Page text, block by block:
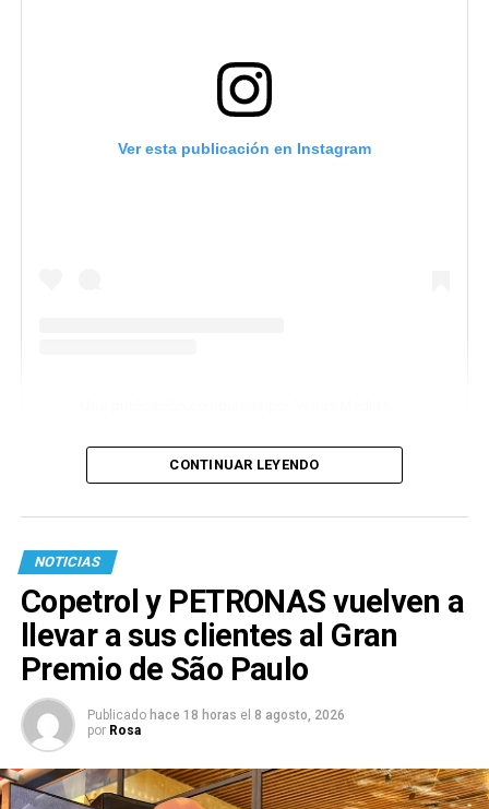
Ver esta publicación en Instagram
CONTINUAR LEYENDO
NOTICIAS
Copetrol y PETRONAS vuelven a
llevar a sus clientes al Gran
Premio de São Paulo
Publicado hace 18 horas el 8 agosto, 2026
por Rosa